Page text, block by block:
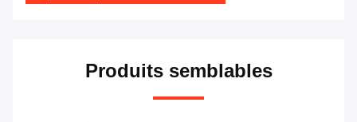
Produits semblables